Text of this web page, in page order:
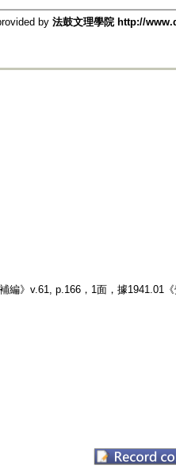
by 法鼓文理學院 http://
》v.61, p.166，1面，據1941.01《